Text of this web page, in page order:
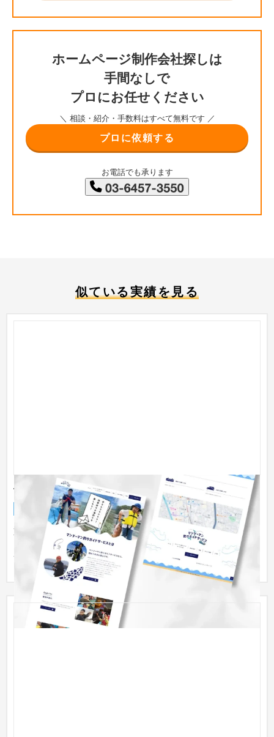
ホームページ制作会社探しは
手間なしで
プロにお任せください
＼ 相談・紹介・手数料はすべて無料です ／
プロに依頼する
お電話でも承ります
似ている実績を見る
体験型サービス | マンツーマン釣りガイドサービス様
企業サイト スポーツ・アウトドア 〜30万円
東京都品川区を拠点とする「マンツーマン釣りガイドサービ
ス」様のホームページを制作しました。 体験型サービスのWeb
サイトでは...